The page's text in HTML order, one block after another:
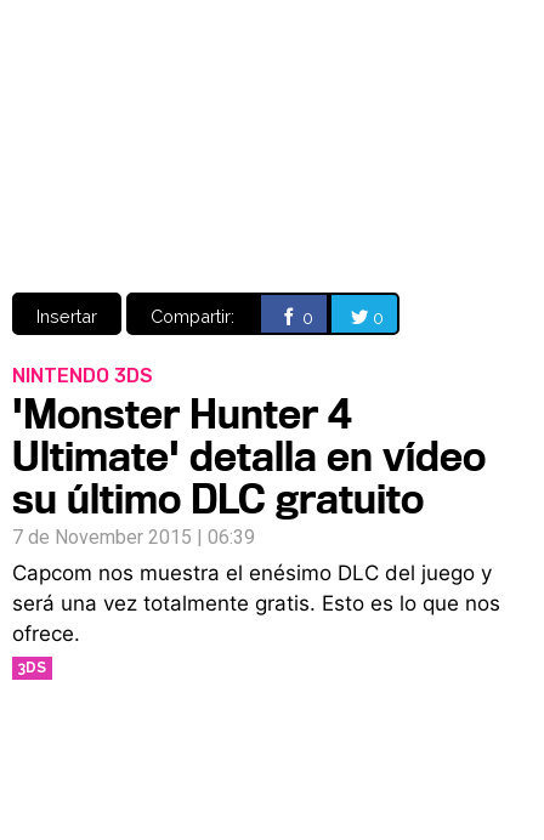
Insertar Compartir: 0 0
NINTENDO 3DS
'Monster Hunter 4
Ultimate' detalla en vídeo
su último DLC gratuito
7 de November 2015 | 06:39
Capcom nos muestra el enésimo DLC del juego y
será una vez totalmente gratis. Esto es lo que nos
ofrece.
3DS